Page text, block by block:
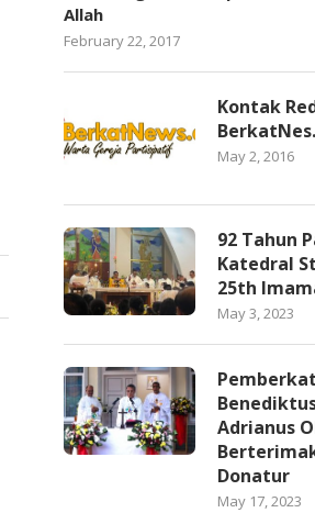
Allah
February 22, 2017
Kontak
May 2, 2016
92 Tahun
Katedral
25th
May 3, 2023
Adrianus
Donatur
May 17, 2023